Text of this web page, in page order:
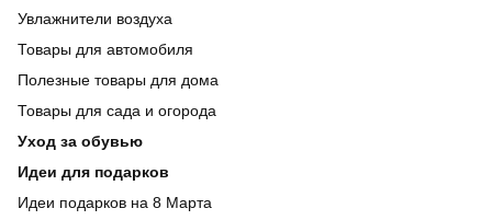
Увлажнители воздуха
Товары для автомобиля
Полезные товары для дома
Товары для сада и огорода
Уход за обувью
Идеи для подарков
Идеи подарков на 8 Марта